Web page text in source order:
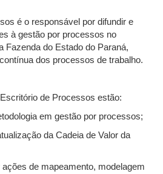
é o responsável por difundir e
à gestão por processos no
Fazenda do Estado do Paraná,
dos processos de trabalho.
de Processos estão:
em gestão por processos;
da Cadeia de Valor da
de mapeamento, modelagem